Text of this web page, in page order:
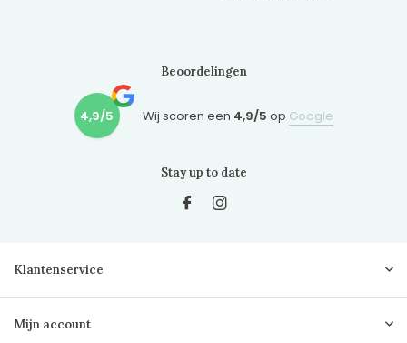
Beoordelingen
4,9/5 Wij scoren een 4,9/5 op Google
Stay up to date
Klantenservice
Mijn account